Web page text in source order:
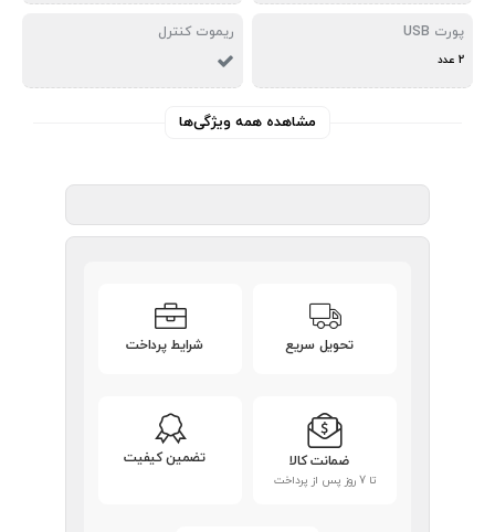
پورت USB
2 عدد
ریموت کنترل
مشاهده همه ویژگی‌ها
تحویل سریع شرایط پرداخت
ضمانت کالا
تا 7 روز پس از پرداخت
تضمین کیفیت